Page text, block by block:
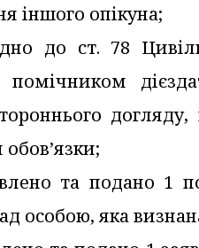
іншого опікуна;
до ст. 78
помічником
та подано 1
особою, яка